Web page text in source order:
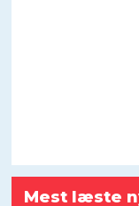
Mest læste